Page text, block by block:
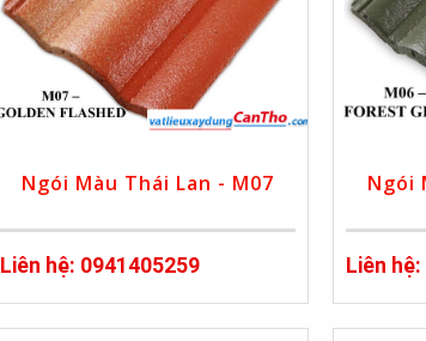
Ngói Màu Thái Lan - M07
Liên hệ: 0941405259
Ngói
Liên